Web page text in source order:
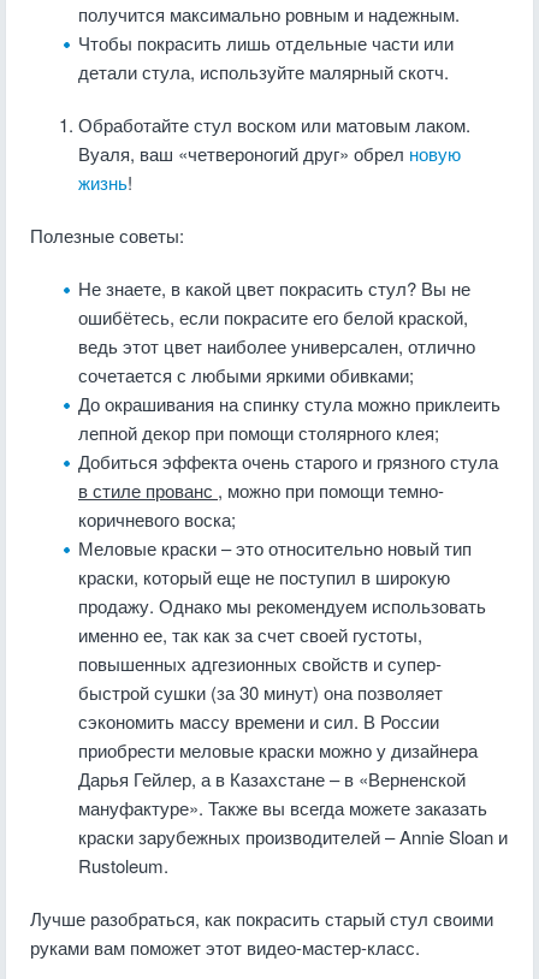
получится максимально ровным и надежным.
Чтобы покрасить лишь отдельные части или
детали стула, используйте малярный скотч.
Обработайте стул воском или матовым лаком.
Вуаля, ваш «четвероногий друг» обрел новую
жизнь!
Полезные советы:
Не знаете, в какой цвет покрасить стул? Вы не
ошибётесь, если покрасите его белой краской,
ведь этот цвет наиболее универсален, отлично
сочетается с любыми яркими обивками;
До окрашивания на спинку стула можно приклеить
лепной декор при помощи столярного клея;
Добиться эффекта очень старого и грязного стула
в стиле прованс , можно при помощи темно-
коричневого воска;
Меловые краски – это относительно новый тип
краски, который еще не поступил в широкую
продажу. Однако мы рекомендуем использовать
именно ее, так как за счет своей густоты,
повышенных адгезионных свойств и супер-
быстрой сушки (за 30 минут) она позволяет
сэкономить массу времени и сил. В России
приобрести меловые краски можно у дизайнера
Дарья Гейлер, а в Казахстане – в «Верненской
мануфактуре». Также вы всегда можете заказать
краски зарубежных производителей – Annie Sloan и
Rustoleum.
Лучше разобраться, как покрасить старый стул своими
руками вам поможет этот видео-мастер-класс.